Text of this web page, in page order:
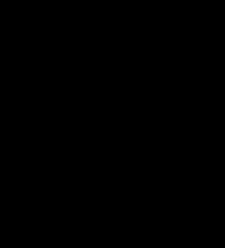
完整
播資訊